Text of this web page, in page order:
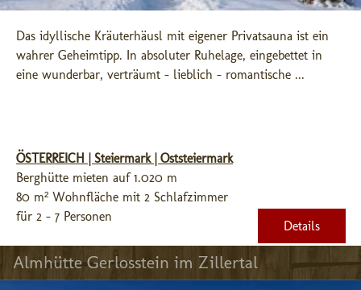
Das idyllische Kräuterhäusl mit eigener Privatsauna ist ein
wahrer Geheimtipp. In absoluter Ruhelage, eingebettet in
eine wunderbar, verträumt - lieblich - romantische ...
ÖSTERREICH | Steiermark | Oststeiermark
Berghütte mieten auf 1.020 m
80 m² Wohnfläche mit 2 Schlafzimmer
für 2 - 7 Personen
Details
Almhütte Gerlosstein im Zillertal